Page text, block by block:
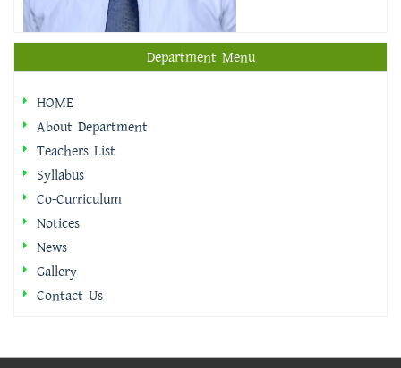
Department Menu
HOME
About Department
Teachers List
Syllabus
Co-Curriculum
Notices
News
Gallery
Contact Us